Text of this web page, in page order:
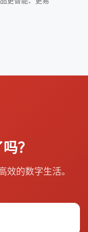
？
效的数字生活。